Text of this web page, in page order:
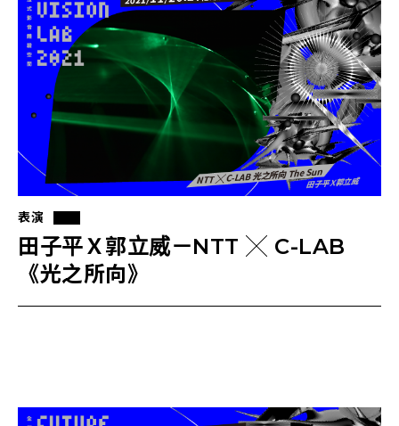
表演
田子平Ｘ郭立威－NTT ╳ C-LAB
《光之所向》